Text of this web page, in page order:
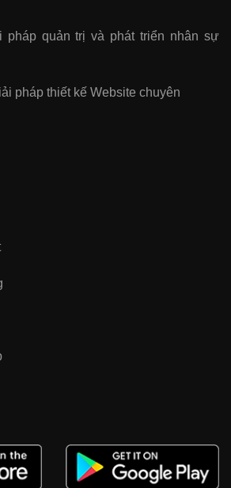
pháp quản trị và phát triển nhân sự
pháp thiết kế Website chuyên